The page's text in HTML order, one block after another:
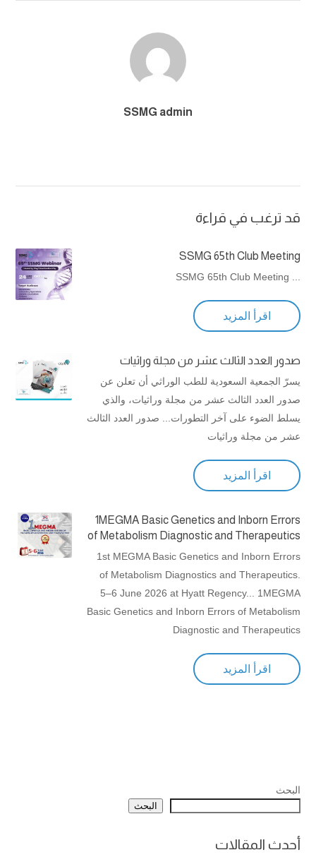
SSMG admin
قد ترغب في قراءة
SSMG 65th Club Meeting
اقرأ المزيد
صدور العدد الثالث عشر من مجلة وراثيات
يسرّ الجمعية السعودية للطب الوراثي أن تعلن عن
صدور العدد الثالث عشر من مجلة وراثيات، والذي
يسلط الضوء على آخر التطورات... صدور العدد الثالث
عشر من مجلة وراثيات
اقرأ المزيد
1MEGMA Basic Genetics and Inborn Errors
of Metabolism Diagnostic and Therapeutics
1st MEGMA Basic Genetics and Inborn Errors
of Metabolism Diagnostics and Therapeutics.
5–6 June 2026 at Hyatt Regency... 1MEGMA
Basic Genetics and Inborn Errors of Metabolism
Diagnostic and Therapeutics
اقرأ المزيد
البحث
البحث
أحدث المقالات